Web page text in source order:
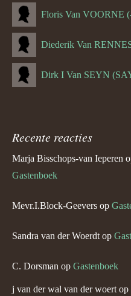
Floris Van VOORNE
Recente reacties
Marja Bisschops-van Ieperen
Gastenboek
Mevr.I.Block-Geevers op
Sandra van der Woerdt op
C. Dorsman op Gastenboek
j van der wal van der woert op